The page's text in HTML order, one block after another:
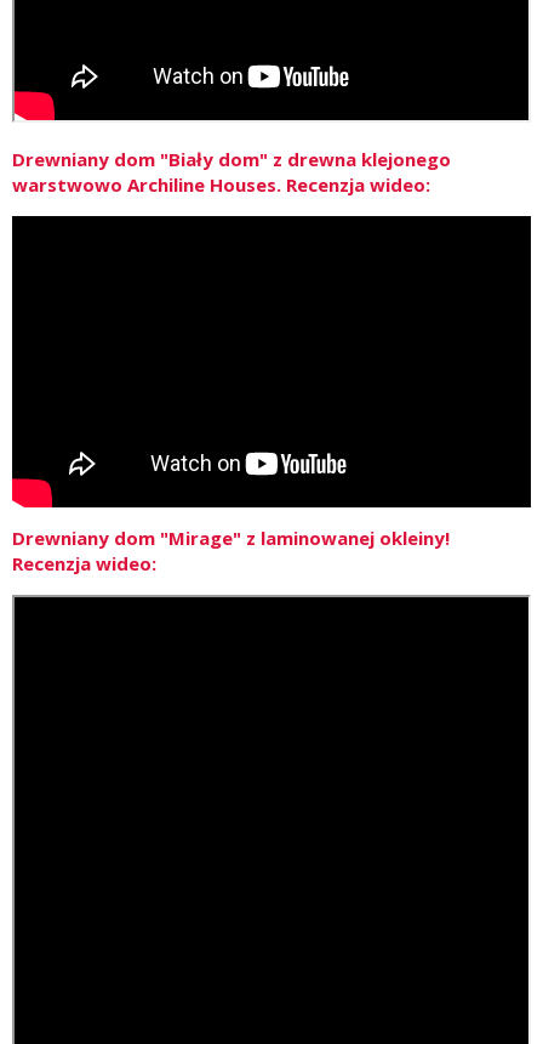
Drewniany dom "Biały dom" z drewna klejonego
warstwowo Archiline Houses. Recenzja wideo:
Drewniany dom "Mirage" z laminowanej okleiny!
Recenzja wideo: